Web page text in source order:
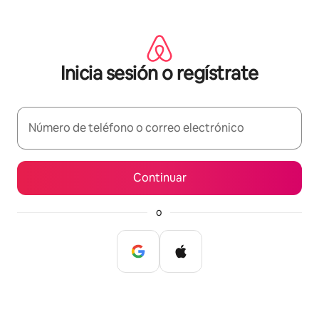
Inicia sesión o regístrate
Número de teléfono o correo electrónico
Continuar
o